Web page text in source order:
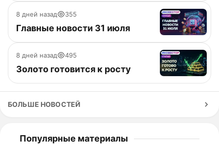
8 дней назад 355
Главные новости 31 июля
8 дней назад 495
Золото готовится к росту
БОЛЬШЕ НОВОСТЕЙ
Популярные материалы